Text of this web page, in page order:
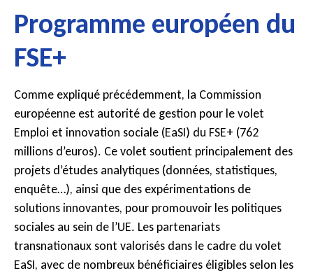
Programme européen du
FSE+
Comme expliqué précédemment, la Commission
européenne est autorité de gestion pour le volet
Emploi et innovation sociale (EaSI) du FSE+ (762
millions d’euros). Ce volet soutient principalement des
projets d’études analytiques (données, statistiques,
enquête…), ainsi que des expérimentations de
solutions innovantes, pour promouvoir les politiques
sociales au sein de l’UE. Les partenariats
transnationaux sont valorisés dans le cadre du volet
EaSI, avec de nombreux bénéficiaires éligibles selon les